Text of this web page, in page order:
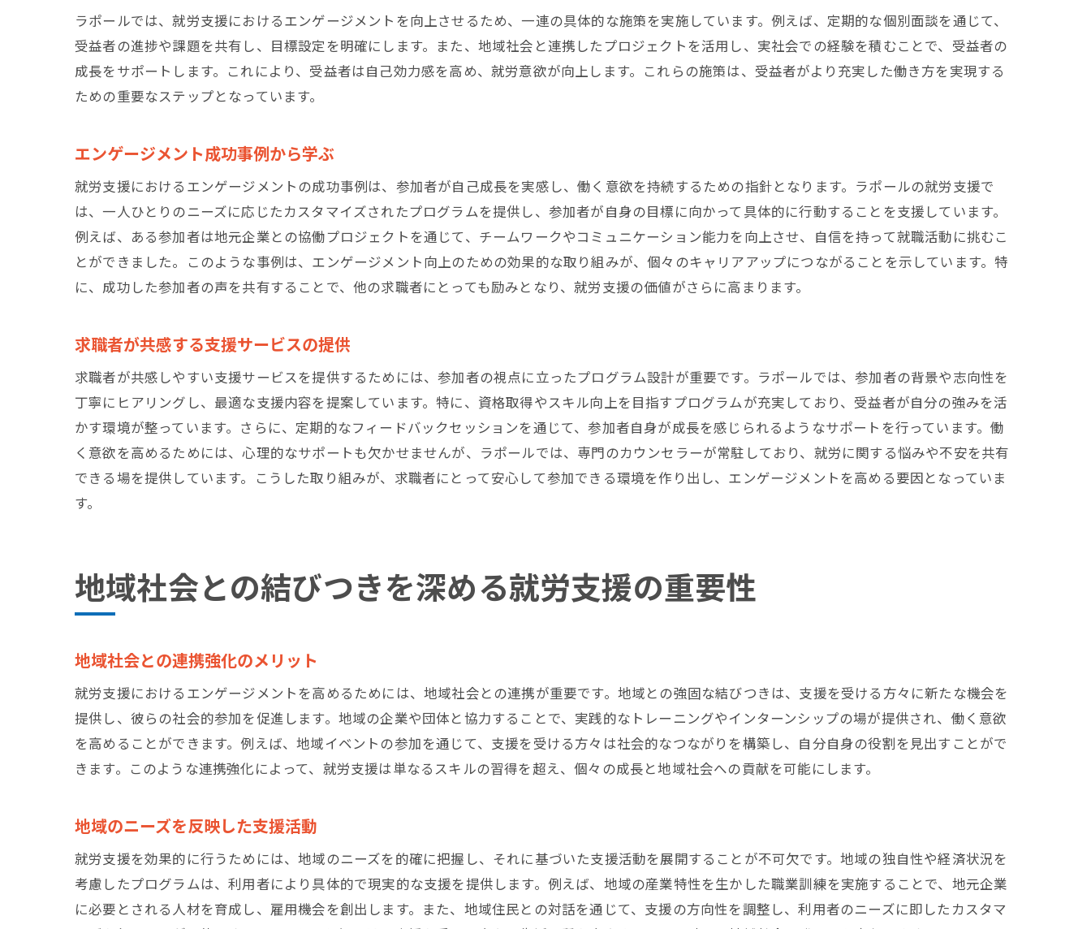
個別ニーズに応えるカスタマイズ支援
持続可能な就労支援を目指す取り組み
成長を促すための支援プランニング
自己成長を助けるメンター制度
個別指導によるパーソナル成長支援
成果を可視化する評価システム
成長を感じるためのフィードバック文化
働き方改革を支える支援ステップ
ライフスタイルに合わせた就労支援
持続的な就労を可能にするサポート
バランスの取れた働き方の提案
働く喜びを感じるための支援方法
地域に根ざした支援モデルの構築
誇り高い就労環境の創造
地域独自の支援プログラムの開発
未来を見据えた地域と協働する支援
ラポールでは、就労支援におけるエンゲージメントを向上させるため、一連の具体的な施策を実施しています。例えば、定期的な個別面談を通じて、
受益者の進捗や課題を共有し、目標設定を明確にします。また、地域社会と連携したプロジェクトを活用し、実社会での経験を積むことで、受益者の
成長をサポートします。これにより、受益者は自己効力感を高め、就労意欲が向上します。これらの施策は、受益者がより充実した働き方を実現する
ための重要なステップとなっています。
エンゲージメント成功事例から学ぶ
就労支援におけるエンゲージメントの成功事例は、参加者が自己成長を実感し、働く意欲を持続するための指針となります。ラポールの就労支援で
は、一人ひとりのニーズに応じたカスタマイズされたプログラムを提供し、参加者が自身の目標に向かって具体的に行動することを支援しています。
例えば、ある参加者は地元企業との協働プロジェクトを通じて、チームワークやコミュニケーション能力を向上させ、自信を持って就職活動に挑むこ
とができました。このような事例は、エンゲージメント向上のための効果的な取り組みが、個々のキャリアアップにつながることを示しています。特
に、成功した参加者の声を共有することで、他の求職者にとっても励みとなり、就労支援の価値がさらに高まります。
求職者が共感する支援サービスの提供
求職者が共感しやすい支援サービスを提供するためには、参加者の視点に立ったプログラム設計が重要です。ラポールでは、参加者の背景や志向性を
丁寧にヒアリングし、最適な支援内容を提案しています。特に、資格取得やスキル向上を目指すプログラムが充実しており、受益者が自分の強みを活
かす環境が整っています。さらに、定期的なフィードバックセッションを通じて、参加者自身が成長を感じられるようなサポートを行っています。働
く意欲を高めるためには、心理的なサポートも欠かせませんが、ラポールでは、専門のカウンセラーが常駐しており、就労に関する悩みや不安を共有
できる場を提供しています。こうした取り組みが、求職者にとって安心して参加できる環境を作り出し、エンゲージメントを高める要因となっていま
す。
地域社会との結びつきを深める就労支援の重要性
地域社会との連携強化のメリット
就労支援におけるエンゲージメントを高めるためには、地域社会との連携が重要です。地域との強固な結びつきは、支援を受ける方々に新たな機会を
提供し、彼らの社会的参加を促進します。地域の企業や団体と協力することで、実践的なトレーニングやインターンシップの場が提供され、働く意欲
を高めることができます。例えば、地域イベントの参加を通じて、支援を受ける方々は社会的なつながりを構築し、自分自身の役割を見出すことがで
きます。このような連携強化によって、就労支援は単なるスキルの習得を超え、個々の成長と地域社会への貢献を可能にします。
地域のニーズを反映した支援活動
就労支援を効果的に行うためには、地域のニーズを的確に把握し、それに基づいた支援活動を展開することが不可欠です。地域の独自性や経済状況を
考慮したプログラムは、利用者により具体的で現実的な支援を提供します。例えば、地域の産業特性を生かした職業訓練を実施することで、地元企業
に必要とされる人材を育成し、雇用機会を創出します。また、地域住民との対話を通じて、支援の方向性を調整し、利用者のニーズに即したカスタマ